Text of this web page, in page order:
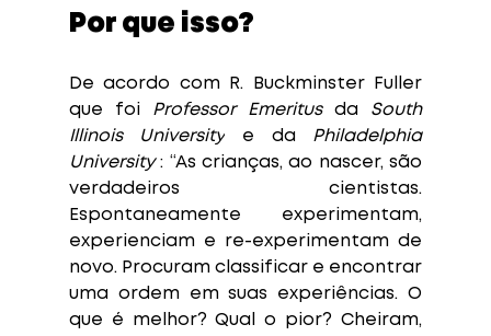
Por que isso?
De acordo com R. Buckminster Fuller
que foi Professor Emeritus da South
Illinois University e da Philadelphia
University : “As crianças, ao nascer, são
verdadeiros cientistas.
Espontaneamente experimentam,
experienciam e re-experimentam de
novo. Procuram classificar e encontrar
uma ordem em suas experiências. O
que é melhor? Qual o pior? Cheiram,